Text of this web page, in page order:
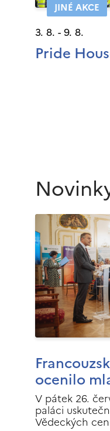
JINÉ AKCE
3. 8. - 9. 8.
Pride
ocenilo
V pátek 26.
paláci
Vědeckých